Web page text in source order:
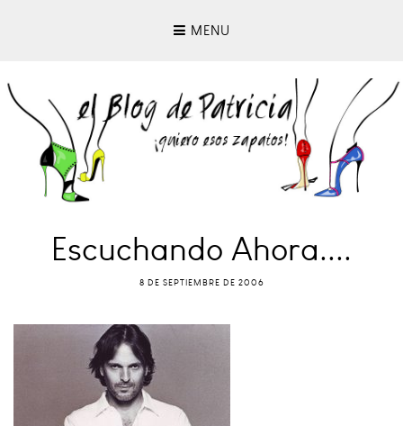
MENU
Escuchando Ahora....
8 DE SEPTIEMBRE DE 2006